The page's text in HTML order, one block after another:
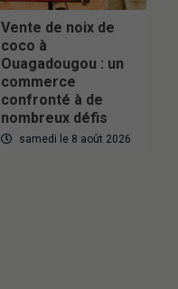
Vente de noix de
coco à
Ouagadougou : un
commerce
confronté à de
nombreux défis
samedi le 8 août 2026